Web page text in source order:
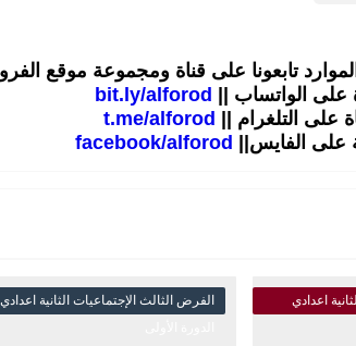
تابعونا على قناة ومجموعة موقع
على الواتساب ||
bit.ly/alforod
على التلغرام ||
t.me/alforod
على الفايس||
facebook/alforod
اعدادي
الفرض الثالث الإجتماعيات الثانية اعدادي